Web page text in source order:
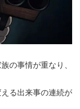
の事情が重なり、
る出来事の連続が